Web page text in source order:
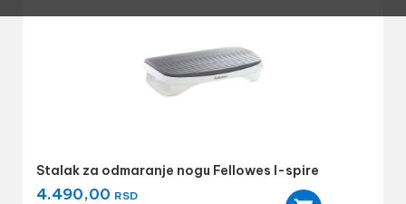
Stalak za odmaranje nogu Fellowes I-spire
4.490,00 RSD